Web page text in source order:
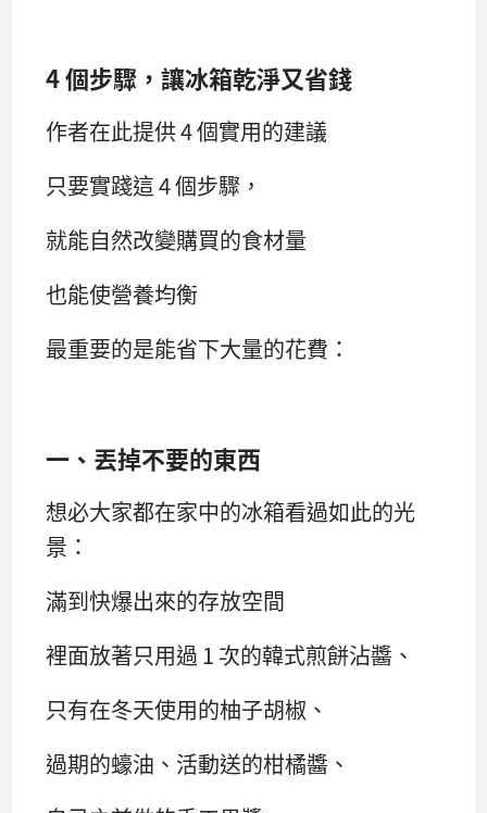
4 個步驟，讓冰箱乾淨又省錢
作者在此提供 4 個實用的建議
只要實踐這 4 個步驟，
就能自然改變購買的食材量
也能使營養均衡
最重要的是能省下大量的花費：
一、丟掉不要的東西
想必大家都在家中的冰箱看過如此的光
景：
滿到快爆出來的存放空間
裡面放著只用過 1 次的韓式煎餅沾醬、
只有在冬天使用的柚子胡椒、
過期的蠔油、活動送的柑橘醬、